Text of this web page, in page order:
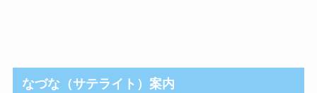
なづな（サテライト）案内